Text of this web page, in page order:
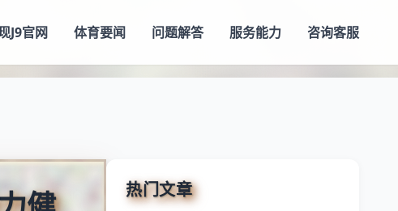
J9官网 体育要闻 问题解答 服务能力 咨询客服
热门文章